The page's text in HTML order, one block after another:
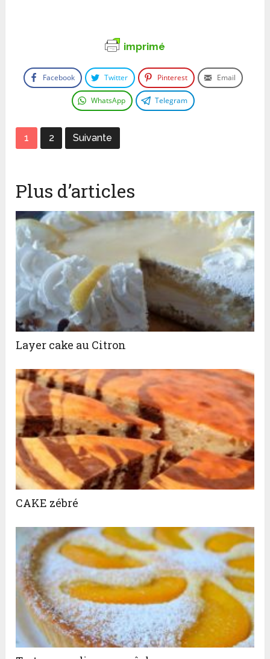
imprimé
Facebook Twitter Pinterest Email
WhatsApp Telegram
1 2 Suivante
Plus d’articles
Layer cake au Citron
CAKE zébré